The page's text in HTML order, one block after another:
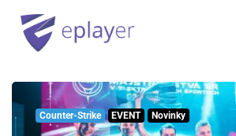
Counter-Strike EVENT Novinky